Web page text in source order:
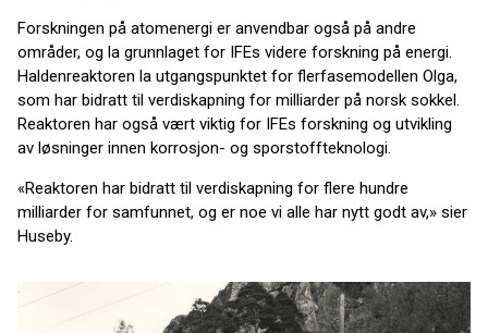
Forskningen på atomenergi er anvendbar også på andre
områder, og la grunnlaget for IFEs videre forskning på energi.
Haldenreaktoren la utgangspunktet for flerfasemodellen Olga,
som har bidratt til verdiskapning for milliarder på norsk sokkel.
Reaktoren har også vært viktig for IFEs forskning og utvikling
av løsninger innen korrosjon- og sporstoffteknologi.
«Reaktoren har bidratt til verdiskapning for flere hundre
milliarder for samfunnet, og er noe vi alle har nytt godt av,» sier
Huseby.